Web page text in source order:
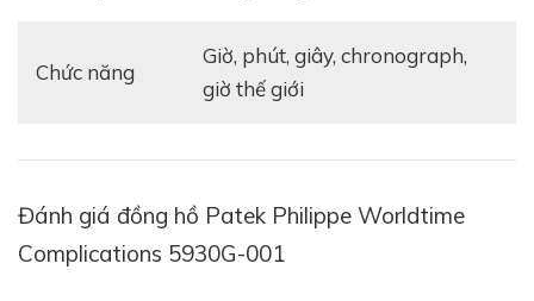
tầm. Để chứng minh điều đó, tôi cùng các bạn nhìn lại
lịch sử, chiếc đồng hồ này lấy cảm hứng từ mẫu đồng
Chức năng
Giờ, phút, giây, chronograph,
giờ thế giới
Đánh giá đồng hồ Patek Philippe Worldtime
Complications 5930G-001